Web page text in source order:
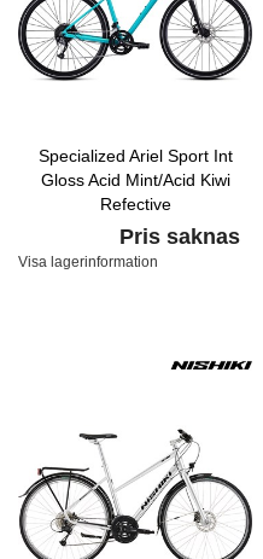
Specialized Ariel Sport Int
Gloss Acid Mint/Acid Kiwi
Refective
Pris saknas
Visa lagerinformation